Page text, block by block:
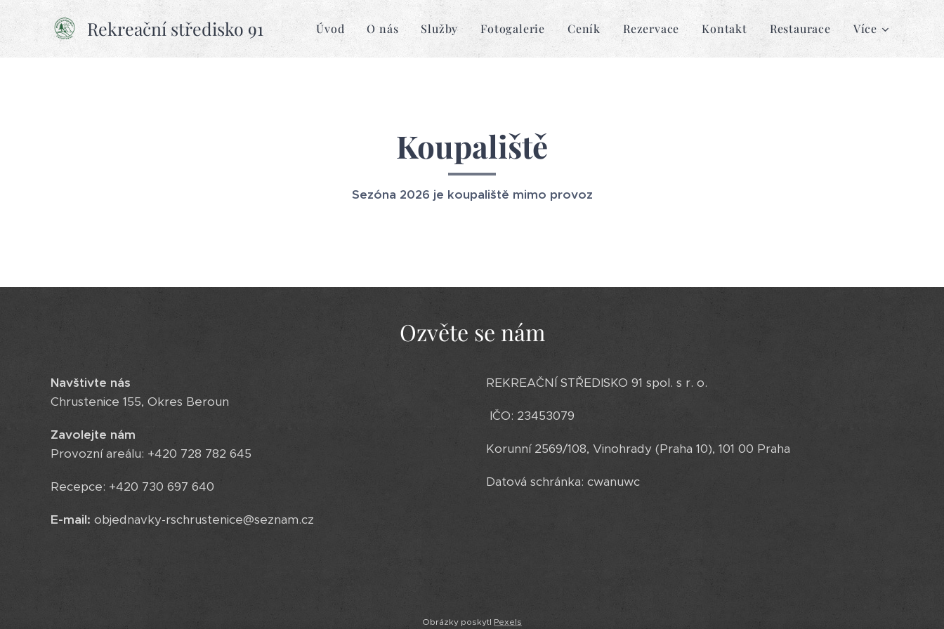
Rekreační středisko 91 Úvod O nás Služby Fotogalerie Ceník Rezervace Kontakt Restaurace Více
Koupaliště
Sezóna 2026 je koupaliště mimo provoz
Ozvěte se nám
Navštivte nás
Chrustenice 155, Okres Beroun
Zavolejte nám
Provozní areálu: +420 728 782 645
Recepce: +420 730 697 640
E-mail: objednavky-rschrustenice@seznam.cz
REKREAČNÍ STŘEDISKO 91 spol. s r. o.
IČO: 23453079
Korunní 2569/108, Vinohrady (Praha 10), 101 00 Praha
Datová schránka: cwanuwc
Obrázky poskytl Pexels